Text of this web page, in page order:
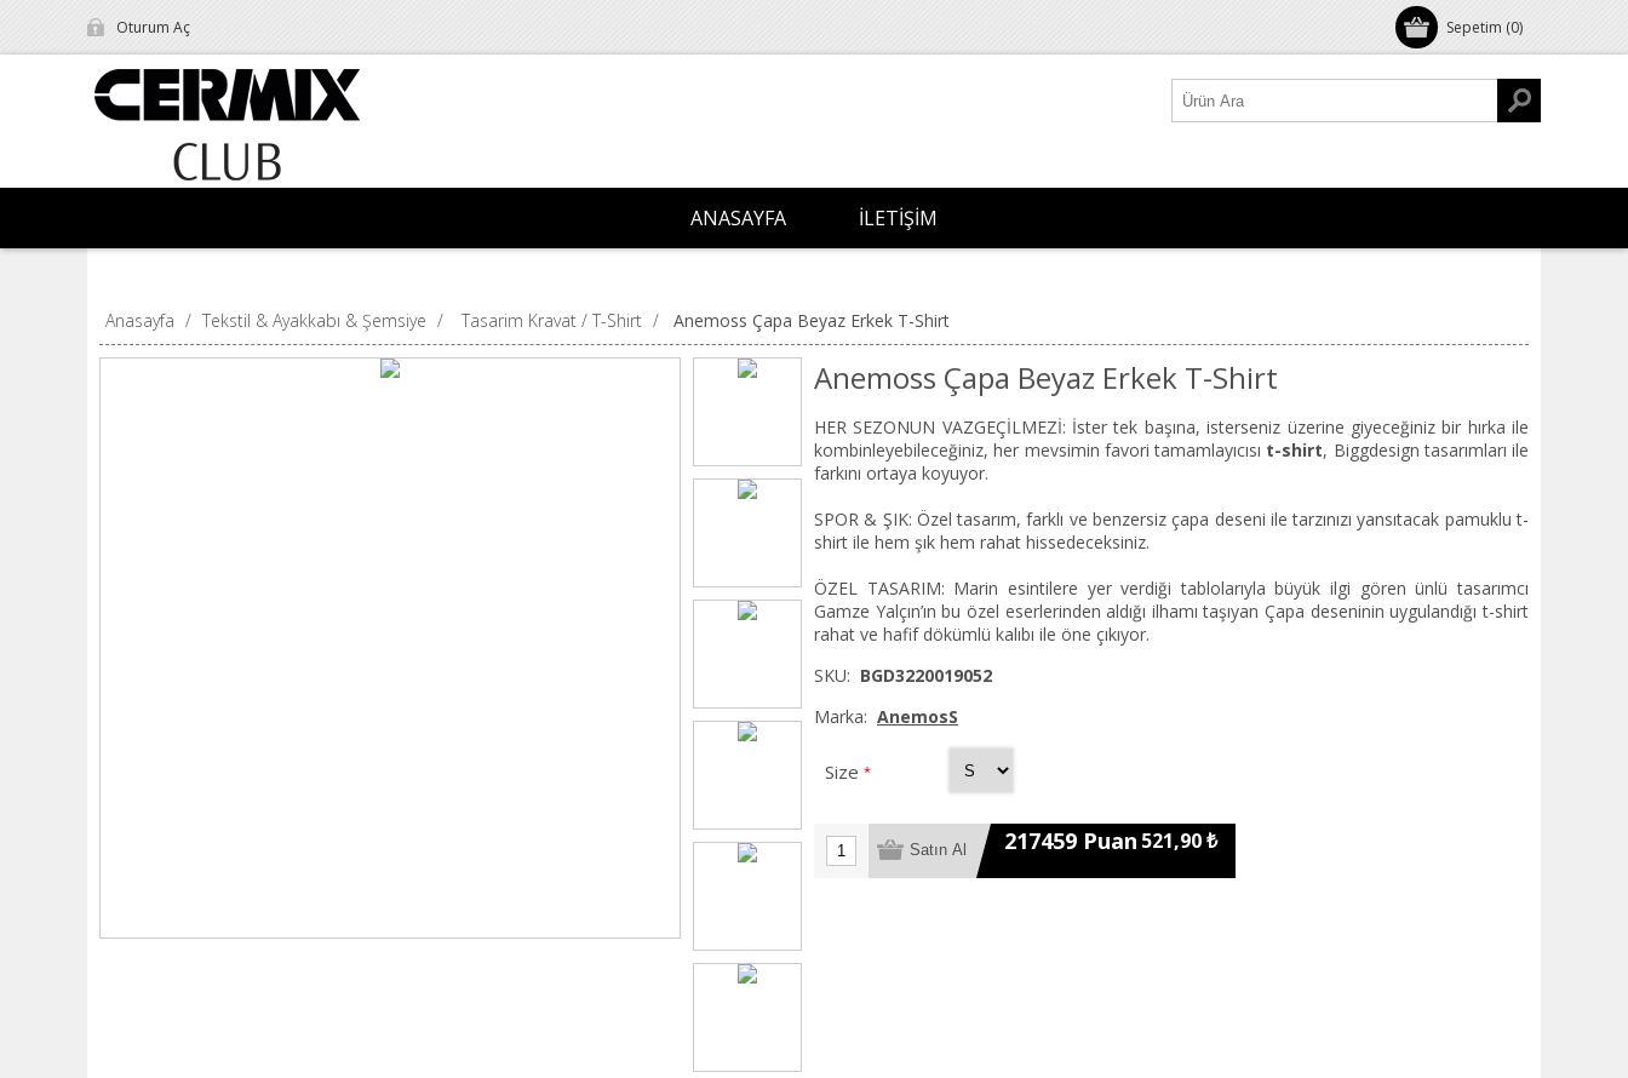
Sepetim (0)
Oturum Aç
ANASAYFA İLETIŞIM
Anasayfa / Tekstil & Ayakkabı & Şemsiye / Tasarim Kravat / T-Shirt / Anemoss Çapa Beyaz Erkek T-Shirt
Anemoss Çapa Beyaz Erkek T-Shirt
HER SEZONUN VAZGEÇİLMEZİ: İster tek başına, isterseniz üzerine giyeceğiniz bir hırka ile
kombinleyebileceğiniz, her mevsimin favori tamamlayıcısı t-shirt, Biggdesign tasarımları ile
farkını ortaya koyuyor.
SPOR & ŞIK: Özel tasarım, farklı ve benzersiz çapa deseni ile tarzınızı yansıtacak pamuklu t-
shirt ile hem şık hem rahat hissedeceksiniz.
ÖZEL TASARIM: Marin esintilere yer verdiği tablolarıyla büyük ilgi gören ünlü tasarımcı
Gamze Yalçın’ın bu özel eserlerinden aldığı ilhamı taşıyan Çapa deseninin uygulandığı t-shirt
rahat ve hafif dökümlü kalıbı ile öne çıkıyor.
SKU: BGD3220019052
Marka: AnemosS
Size *
217459 Puan 521,90 ₺